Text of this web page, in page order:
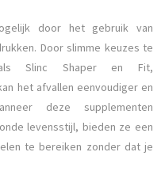
door het gebruik van
Door slimme keuzes te
Slinc Shaper en Fit,
het afvallen eenvoudiger en
deze supplementen
levensstijl, bieden ze een
te bereiken zonder dat je